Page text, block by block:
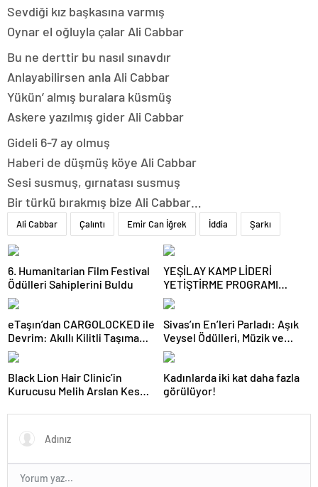
Sevdiği kız başkasına varmış
Oynar el oğluyla çalar Ali Cabbar
Bu ne derttir bu nasıl sınavdır
Anlayabilirsen anla Ali Cabbar
Yükün’ almış buralara küsmüş
Askere yazılmış gider Ali Cabbar
Gideli 6-7 ay olmuş
Haberi de düşmüş köye Ali Cabbar
Sesi susmuş, gırnatası susmuş
Bir türkü bırakmış bize Ali Cabbar…
Ali Cabbar Çalıntı Emir Can İğrek İddia Şarkı
6. Humanitarian Film Festival
Ödülleri Sahiplerini Buldu
YEŞİLAY KAMP LİDERİ
YETİŞTİRME PROGRAMI
BAŞVURULARI BAŞLADI
eTaşın’dan CARGOLOCKED ile
Devrim: Akıllı Kilitli Taşıma
Hizmeti!
Sivas’ın En’leri Parladı: Aşık
Veysel Ödülleri, Müzik ve
Sanatın Yıldızlarını Bir Araya
Getirdi
Black Lion Hair Clinic’in
Kurucusu Melih Arslan Keser,
Ödüllerinde ‘Yılın En Başarılı
Saç Ekim Uzmanı’ Seçildi!
Kadınlarda iki kat daha fazla
görülüyor!